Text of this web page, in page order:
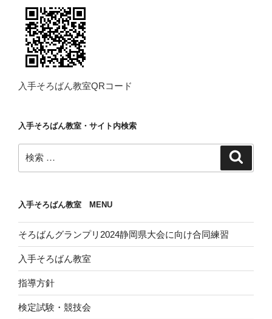
入手そろばん教室QRコード
入手そろばん教室・サイト内検索
索:
入手そろばん教室 MENU
そろばんグランプリ2024静岡県大会に向け合同練習
入手そろばん教室
指導方針
検定試験・競技会